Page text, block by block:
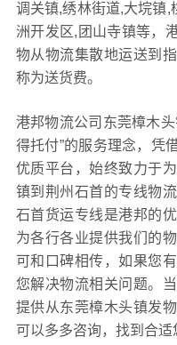
调关镇,绣林街道,大垸镇,
洲开发区,团山寺镇等，
物从物流集散地运送到
称为送货费。
港邦物流公司东莞樟木
得托付”的服务理念，凭
优质平台，始终致力于
镇到荆州石首的专线物
石首货运专线是港邦的
为各行各业提供我们的
可和口碑相传，如果您
您解决物流相关问题。
提供从东莞樟木头镇发
可以多多咨询，找到合适